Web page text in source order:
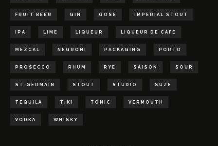
FRUIT BEER GIN GOSE IMPERIAL STOUT
IPA LIME LIQUEUR LIQUEUR DE CAFÉ
MEZCAL NEGRONI PACKAGING PORTO
PROSECCO RHUM RYE SAISON SOUR
ST-GERMAIN STOUT STUDIO SUZE
TEQUILA TIKI TONIC VERMOUTH
VODKA WHISKY